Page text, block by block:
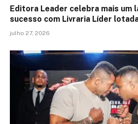
Editora Leader celebra mais um
sucesso com Livraria Líder
julho 27, 2026